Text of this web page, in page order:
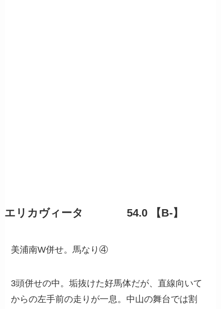
エリカヴィータ 54.0 【B-】
美浦南W併せ。馬なり④
3頭併せの中。垢抜けた好馬体だが、直線向いて
からの左手前の走りが一息。中山の舞台では割